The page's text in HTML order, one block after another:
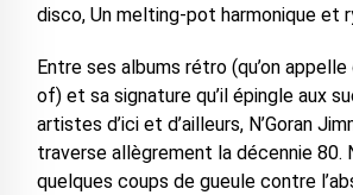
disco, Un melting-pot harmonique et
Entre ses albums rétro (qu’on
of) et sa signature qu’il épingle aux
artistes d’ici et d’ailleurs, N’Goran
traverse allègrement la décennie 80.
quelques coups de gueule contre